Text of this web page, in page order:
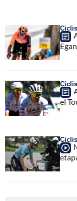
el